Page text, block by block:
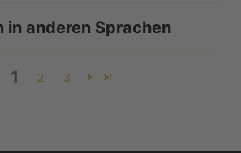
in anderen Sprachen
1 2 3